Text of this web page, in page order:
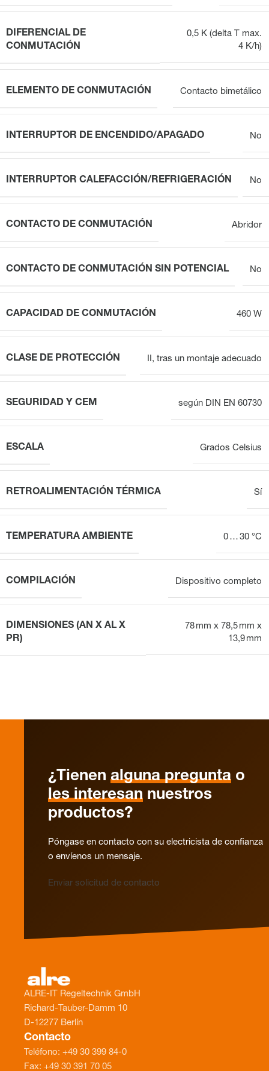
DIFERENCIAL DE
CONMUTACIÓN
0,5 K (delta T max.
4 K/h)
ELEMENTO DE CONMUTACIÓN Contacto bimetálico
INTERRUPTOR DE ENCENDIDO/APAGADO No
INTERRUPTOR CALEFACCIÓN/REFRIGERACIÓN No
CONTACTO DE CONMUTACIÓN Abridor
CONTACTO DE CONMUTACIÓN SIN POTENCIAL No
CAPACIDAD DE CONMUTACIÓN 460 W
CLASE DE PROTECCIÓN II, tras un montaje adecuado
SEGURIDAD Y CEM según DIN EN 60730
ESCALA Grados Celsius
RETROALIMENTACIÓN TÉRMICA Sí
TEMPERATURA AMBIENTE 0 … 30 °C
COMPILACIÓN Dispositivo completo
DIMENSIONES (AN X AL X
PR)
78 mm x 78,5 mm x
13,9 mm
¿Tienen alguna pregunta o
les interesan nuestros
productos?
Póngase en contacto con su electricista de confianza
o envíenos un mensaje.
Enviar solicitud de contacto
ALRE-IT Regeltechnik GmbH
Richard-Tauber-Damm 10
D-12277 Berlín
Contacto
Teléfono: +49 30 399 84-0
Fax: +49 30 391 70 05